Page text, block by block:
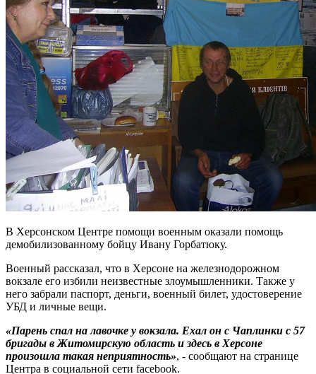
В Херсонском Центре помощи военным оказали помощь
демобилизованному бойцу Ивану Горбатюку.
Военный рассказал, что в Херсоне на железнодорожном
вокзале его избили неизвестные злоумышленники. Также у
него забрали паспорт, деньги, военный билет, удостоверение
УБД и личные вещи.
«Парень спал на лавочке у вокзала. Ехал он с Чаплинки с 57
бригады в Житомирскую область и здесь в Херсоне
произошла такая неприятность», - сообщают на странице
Центра в социальной сети facebook.